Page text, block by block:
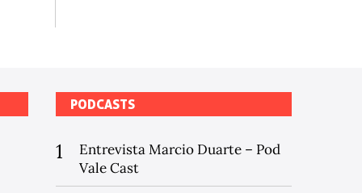
PODCASTS
1
Entrevista Marcio Duarte – Pod
Vale Cast